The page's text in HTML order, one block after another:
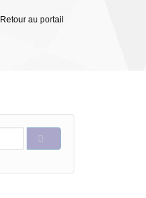
Retour au portail